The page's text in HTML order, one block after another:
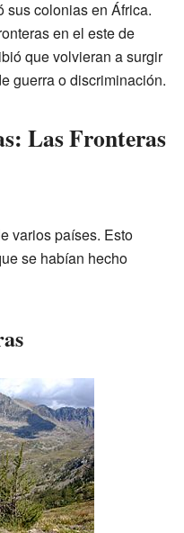
sus colonias en África.
en el este de
que volvieran a surgir
guerra o discriminación.
Las Fronteras
varios países. Esto
se habían hecho